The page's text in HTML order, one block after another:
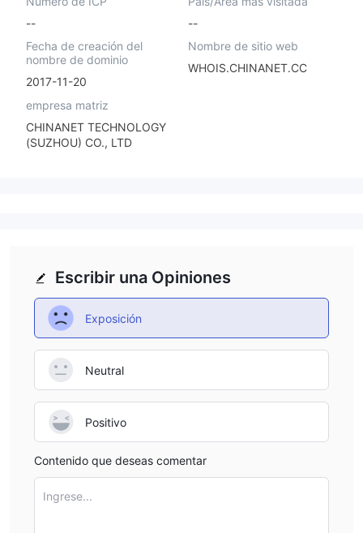
--
--
Fecha de creación del
nombre de dominio
2017-11-20
Nombre de sitio web
WHOIS.CHINANET.CC
empresa matriz
CHINANET TECHNOLOGY
(SUZHOU) CO., LTD
Escribir una Opiniones
Exposición
Neutral
Positivo
Contenido que deseas comentar
Ingrese...